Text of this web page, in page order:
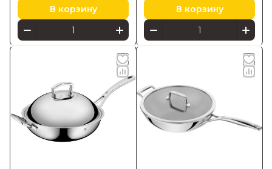
В корзину В корзину